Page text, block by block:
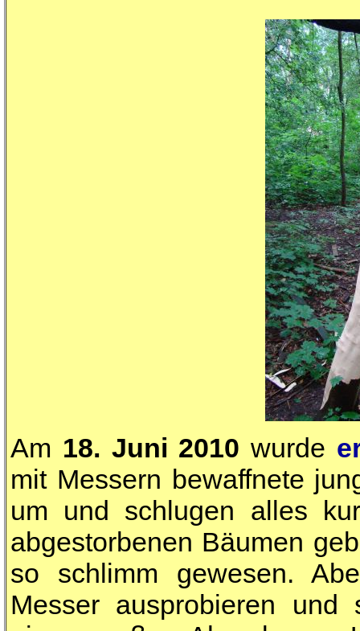
Am 18. Juni 2010 wurde
mit Messern bewaffnete
um und schlugen alles
abgestorbenen Bäumen
so schlimm gewesen.
Messer ausprobieren